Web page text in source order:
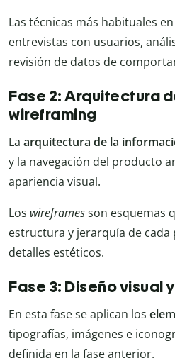
Las técnicas más habituales
entrevistas con usuarios,
revisión de datos de
Fase 2: Arquitectura
wireframing
La arquitectura de la
y la navegación del producto
apariencia visual.
Los wireframesson esquemas
estructura y jerarquía de
detalles estéticos.
Fase 3: Diseño visual
En esta fase se aplican los
tipografías, imágenes e
definida en la fase anterior.